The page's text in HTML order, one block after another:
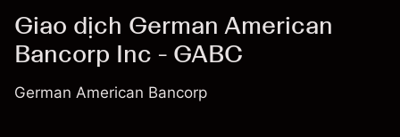
Giao dịch German American
Bancorp Inc - GABC
German American Bancorp